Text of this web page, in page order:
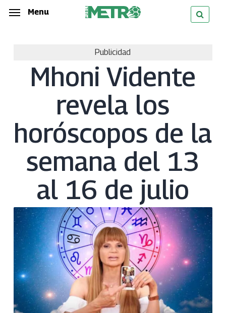
Skip
Menu
Publicidad
Mhoni Vidente
revela los
horóscopos de la
semana del 13
al 16 de julio
Menu